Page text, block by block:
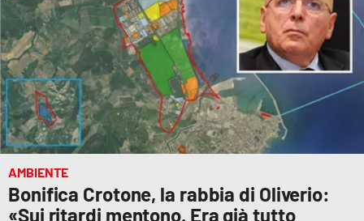
AMBIENTE
Bonifica Crotone, la rabbia di Oliverio:
«Sui ritardi mentono. Era già tutto